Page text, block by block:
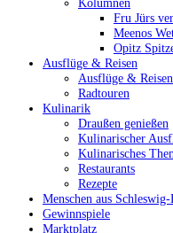
Kolumnen
Fru Jürs
Meenos
Opitz
Ausflüge & Reisen
Ausflüge & Reisen
Radtouren
Kulinarik
Draußen genießen
Kulinarischer
Kulinarisches
Restaurants
Rezepte
Menschen aus
Gewinnspiele
Marktplatz